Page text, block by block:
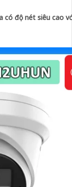
có độ nét siêu cao